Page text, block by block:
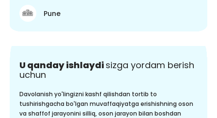
Pune
U qanday ishlaydi sizga yordam berish
uchun
Davolanish yo'lingizni kashf qilishdan tortib to
tushirishgacha bo'lgan muvaffaqiyatga erishishning oson
va shaffof jarayonini silliq, oson jarayon bilan boshdan